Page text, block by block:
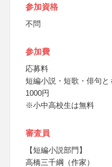
参加資格
不問
参加費
応募料
短編小説・短歌・俳句と
1000円
※小中高校生は無料
審査員
【短編小説部門】
高橋三千綱（作家）